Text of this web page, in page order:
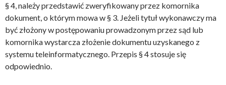
§ 4, należy przedstawić zweryfikowany przez komornika
dokument, o którym mowa w § 3. Jeżeli tytuł wykonawczy ma
być złożony w postępowaniu prowadzonym przez sąd lub
komornika wystarcza złożenie dokumentu uzyskanego z
systemu teleinformatycznego. Przepis § 4 stosuje się
odpowiednio.